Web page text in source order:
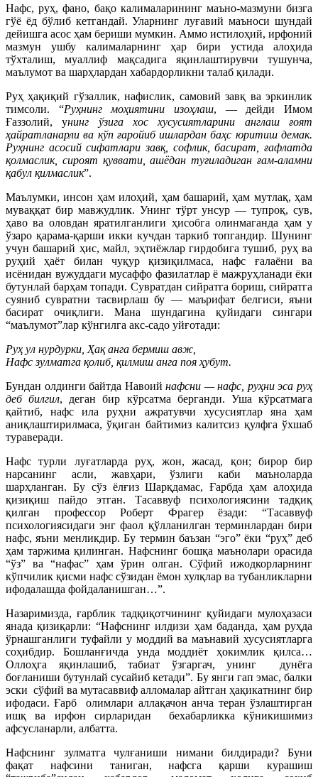
Нафс, руҳ, фано, бақо калималарининг маъно-мазмуни бизга
гўё ёд бўлиб кетгандай. Уларнинг луғавий маъноси шундай
дейишга асос ҳам бериши мумкин. Аммо истилоҳий, ирфоний
мазмун ушбу калималарнинг ҳар бири устида алоҳида
тўхталиш, муаллиф мақсадига яқинлаштирувчи тушунча,
маълумот ва шарҳлардан хабардорликни талаб қилади.
Руҳ ҳақиқий гўзаллик, нафислик, самовий завқ ва эркинлик
тимсоли. “Руҳнинг моҳиятини изоҳлаш, — дейди Имом
Ғаззолий, унинг ўзига хос хусусиятларини англаш ғоят
ҳайратланарли ва кўп ғаройиб ишлардан баҳс юритиш демак.
Руҳнинг асосий сифатлари завқ, софлик, басират, ғафлатда
қолмаслик, сироят қуввати, ашёдан туғиладиган ғам-аламни
қабул қилмаслик”.
Маълумки, инсон ҳам илоҳий, ҳам башарий, ҳам мутлақ, ҳам
муваққат бир мавжудлик. Унинг тўрт унсур — тупроқ, сув,
ҳаво ва оловдан яратилганлиги ҳисобга олинмаганда ҳам у
ўзаро қарама-қарши икки кучдан таркиб топгандир. Шунинг
учун башарий ҳис, майл, эҳтиёжлар гирдобига тушиб, руҳ ва
руҳий ҳаёт билан чуқур қизиқилмаса, нафс ғалаёни ва
исёнидан вужуддаги мусаффо фазилатлар ё мажруҳланади ёки
бутунлай барҳам топади. Сувратдан сийратга бориш, сийратга
суяниб сувратни тасвирлаш бу — маърифат белгиси, яъни
басират очиқлиги. Мана шундагина қуйидаги сингари
“маълумот”лар кўнгилга акс-садо уйғотади:
Руҳ ул нурдурки, Ҳақ анга бермиш авж,
Нафс зулматга қолиб, қилмиш анга поя ҳубут.
Бундан олдинги байтда Навоийнафсни — нафс, руҳни эса руҳ
деб билгил, деган бир кўрсатма берганди. Уша кўрсатмага
қайтиб, нафс ила руҳни ажратувчи хусусиятлар яна ҳам
аниқлаштирилмаса, ўқиган байтимиз калитсиз қулфга ўхшаб
тураверади.
Нафс турли луғатларда руҳ, жон, жасад, қон; бирор бир
нарсанинг асли, жавҳари, ўзлиги каби маъноларда
шарҳланган. Бу сўз ёлғиз Шарқдамас, Ғарбда ҳам алоҳида
қизиқиш пайдо этган. Тасаввуф психологиясини тадқиқ
қилган профессор Роберт Фрагер ёзади: “Тасаввуф
психологиясидаги энг фаол қўлланилган терминлардан бири
нафс, яъни менликдир. Бу термин баъзан “эго” ёки “руҳ” деб
ҳам таржима қилинган. Нафснинг бошқа маънолари орасида
“ўз” ва “нафас” ҳам ўрин олган. Сўфий ижодкорларнинг
кўпчилик қисми нафс сўзидан ёмон хулқлар ва тубанликларни
ифодалашда фойдаланишган…”.
Назаримизда, ғарблик тадқиқотчининг қуйидаги мулоҳазаси
янада қизиқарли: “Нафснинг илдизи ҳам баданда, ҳам руҳда
ўрнашганлиги туфайли у моддий ва маънавий хусусиятларга
соҳибдир. Бошланғичда унда моддиёт ҳокимлик қилса…
Оллоҳга яқинлашиб, табиат ўзгаргач, унинг дунёга
боғланиши бутунлай сусайиб кетади”. Бу янги гап эмас, балки
эски сўфий ва мутасаввиф алломалар айтган ҳақикатнинг бир
ифодаси. Ғарб олимлари аллақачон анча теран ўзлаштирган
ишқ ва ирфон сирларидан бехабарликка кўникишимиз
афсусланарли, албатта.
Нафснинг зулматга чулғаниши нимани билдиради? Буни
фақат нафсини таниган, нафсга қарши курашиш